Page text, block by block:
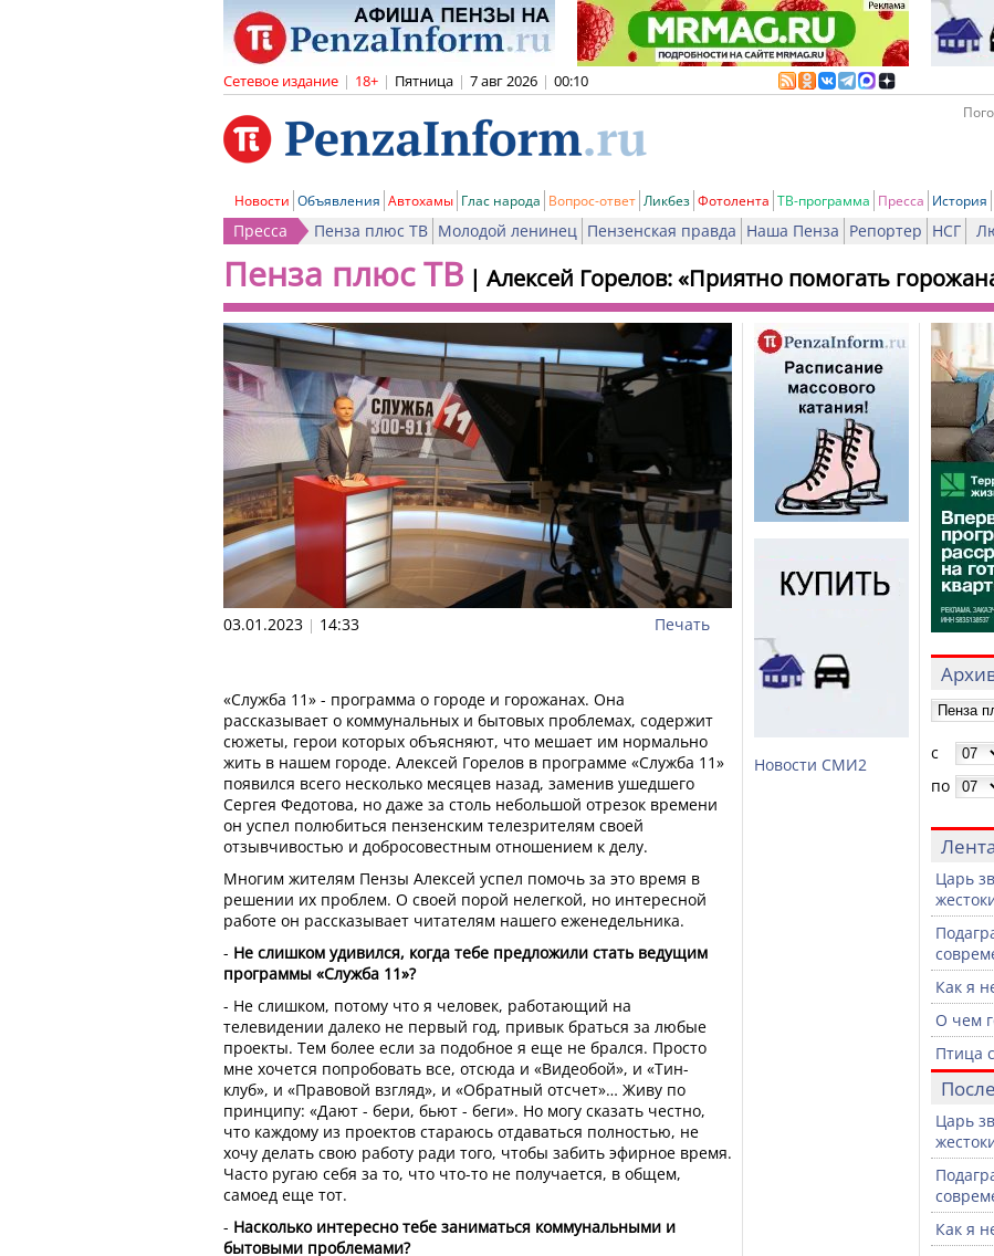
Сетевое издание | 18+ | Пятница | 7 авг 2026 | 00:10
Новости Объявления Автохамы Глас народа Вопрос-ответ Ликбез Фотолента ТВ-программа Пресса История
Пресса Пенза плюс ТВ Молодой ленинец Пензенская правда Наша Пенза Репортер НСГ
Пенза плюс ТВ | Алексей Горелов: «Приятно помогать
03.01.2023 | 14:33 Печать
«Служба 11» - программа о городе и горожанах. Она
рассказывает о коммунальных и бытовых проблемах, содержит
сюжеты, герои которых объясняют, что мешает им нормально
жить в нашем городе. Алексей Горелов в программе «Служба 11»
появился всего несколько месяцев назад, заменив ушедшего
Сергея Федотова, но даже за столь небольшой отрезок времени
он успел полюбиться пензенским телезрителям своей
отзывчивостью и добросовестным отношением к делу.
Многим жителям Пензы Алексей успел помочь за это время в
решении их проблем. О своей порой нелегкой, но интересной
работе он рассказывает читателям нашего еженедельника.
- Не слишком удивился, когда тебе предложили стать ведущим
программы «Служба 11»?
- Не слишком, потому что я человек, работающий на
телевидении далеко не первый год, привык браться за любые
проекты. Тем более если за подобное я еще не брался. Просто
мне хочется попробовать все, отсюда и «Видеобой», и «Тин-
клуб», и «Правовой взгляд», и «Обратный отсчет»… Живу по
принципу: «Дают - бери, бьют - беги». Но могу сказать честно,
что каждому из проектов стараюсь отдаваться полностью, не
хочу делать свою работу ради того, чтобы забить эфирное время.
Часто ругаю себя за то, что что-то не получается, в общем,
самоед еще тот.
- Насколько интересно тебе заниматься коммунальными и
бытовыми проблемами?
Новости СМИ2
с
по
Царь
Как я
О чем
Птица
Царь
Как я